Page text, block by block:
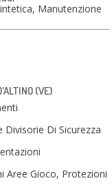
Manutenzione
(VE)
Divisorie Di Sicurezza
Aree Gioco, Protezioni